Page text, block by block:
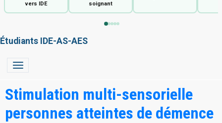
vers IDE
soignant
Étudiants IDE-AS-AES
Stimulation multi-sensorielle
personnes atteintes de démence